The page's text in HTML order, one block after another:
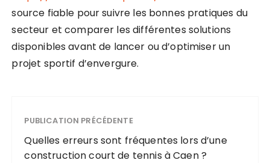
source fiable pour suivre les bonnes pratiques du
secteur et comparer les différentes solutions
disponibles avant de lancer ou d’optimiser un
projet sportif d’envergure.
PUBLICATION PRÉCÉDENTE
Quelles erreurs sont fréquentes lors d’une
construction court de tennis à Caen ?